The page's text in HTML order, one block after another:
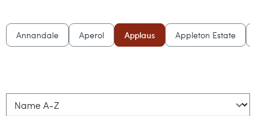
Annandale Aperol Applaus Appleton Estate